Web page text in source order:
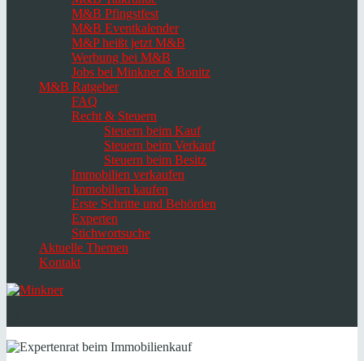
M&B Pfingstfest
M&B Eventkalender
M&P heißt jetzt M&B
Werbung bei M&B
Jobs bei Minkner & Bonitz
M&B Ratgeber
FAQ
Recht & Steuern
Steuern beim Kauf
Steuern beim Verkauf
Steuern beim Besitz
Immobilien verkaufen
Immobilien kaufen
Erste Schritte und Behörden
Experten
Stichwortsuche
Aktuelle Themen
Kontakt